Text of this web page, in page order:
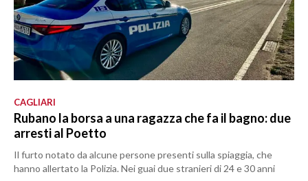
CAGLIARI
Rubano la borsa a una ragazza che fa il bagno: due
arresti al Poetto
Il furto notato da alcune persone presenti sulla spiaggia, che
hanno allertato la Polizia. Nei guai due stranieri di 24 e 30 anni